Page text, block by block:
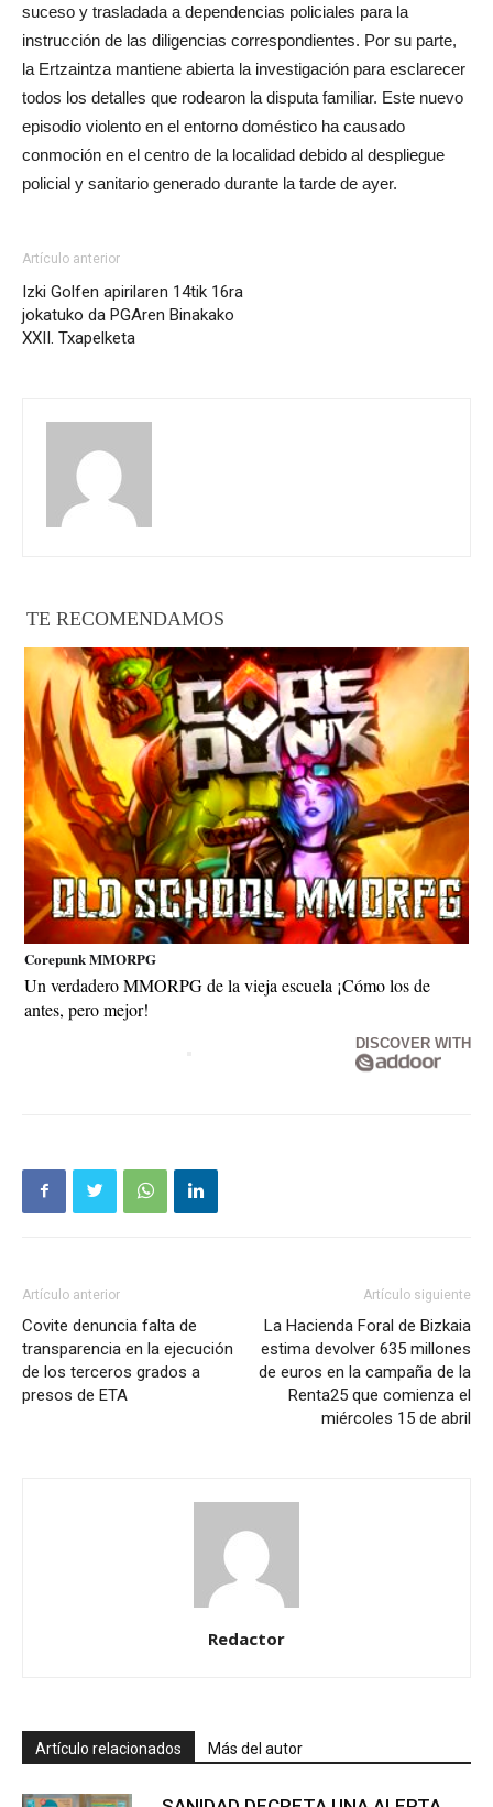
suceso y trasladada a dependencias policiales para la
instrucción de las diligencias correspondientes. Por su parte,
la Ertzaintza mantiene abierta la investigación para esclarecer
todos los detalles que rodearon la disputa familiar. Este nuevo
episodio violento en el entorno doméstico ha causado
conmoción en el centro de la localidad debido al despliegue
policial y sanitario generado durante la tarde de ayer.
Artículo anterior
Izki Golfen apirilaren 14tik 16ra
jokatuko da PGAren Binakako
XXII. Txapelketa
TE RECOMENDAMOS
Corepunk MMORPG
Un verdadero MMORPG de la vieja escuela ¡Cómo los de
antes, pero mejor!
DISCOVER WITH
Artículo anterior
Covite denuncia falta de
transparencia en la ejecución
de los terceros grados a
presos de ETA
Artículo siguiente
La Hacienda Foral de Bizkaia
estima devolver 635 millones
de euros en la campaña de la
Renta25 que comienza el
miércoles 15 de abril
Redactor
Artículo relacionados Más del autor